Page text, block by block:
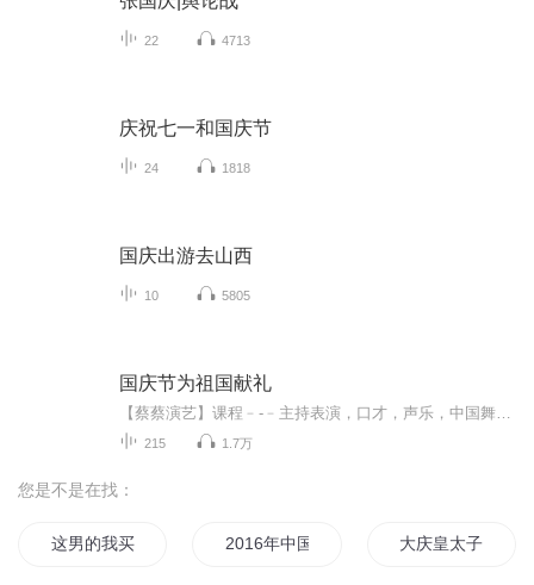
22 4713
庆祝七一和国庆节
24 1818
国庆出游去山西
10 5805
国庆节为祖国献礼
215 1.7万
您是不是在找：
这男的我买了 2016年中国风水大师排名大庆皇太子